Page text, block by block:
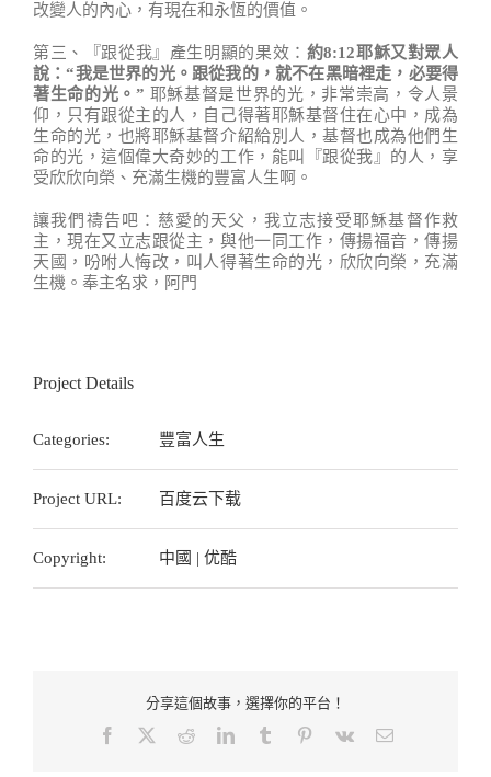
改變人的內心，有現在和永恆的價值。
第三、『跟從我』產生明顯的果效： 約8:12耶穌又對眾人
說：“我是世界的光。跟從我的，就不在黑暗裡走，必要得
著生命的光。” 耶穌基督是世界的光，非常崇高，令人景
仰，只有跟從主的人，自己得著耶穌基督住在心中，成為
生命的光，也將耶穌基督介紹給別人，基督也成為他們生
命的光，這個偉大奇妙的工作，能叫『跟從我』的人，享
受欣欣向榮、充滿生機的豐富人生啊。
讓我們禱告吧：慈愛的天父，我立志接受耶穌基督作救
主，現在又立志跟從主，與他一同工作，傳揚福音，傳揚
天國，吩咐人悔改，叫人得著生命的光，欣欣向榮，充滿
生機。奉主名求，阿門
Project Details
Categories: 豐富人生
Project URL: 百度云下载
Copyright: 中國 | 优酷
分享這個故事，選擇你的平台！
Facebook
TwitterRedditLinkedInTumblr Pinterest
Vk Email: